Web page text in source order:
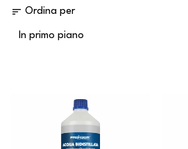
sort Ordina per